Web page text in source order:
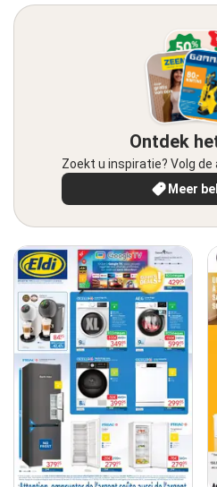
Ontdek
Zoekt u inspiratie? Volg
Meer